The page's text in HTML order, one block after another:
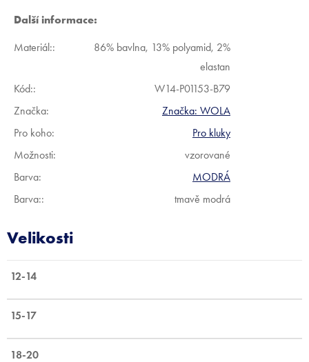
Další informace:
Materiál::
86% bavlna, 13% polyamid, 2%
elastan
Kód::
W14-P01153-B79
Značka:
Značka: WOLA
Pro koho:
Pro kluky
Možnosti:
vzorované
Barva:
MODRÁ
Barva:: tmavě modrá
12-14
15-17
18-20